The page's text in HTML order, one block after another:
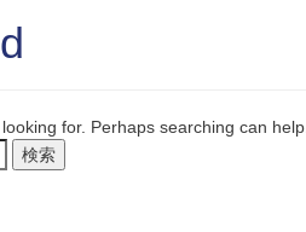
for. Perhaps searching can help.